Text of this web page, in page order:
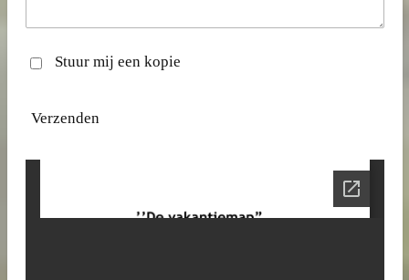
Stuur mij een kopie
Verzenden